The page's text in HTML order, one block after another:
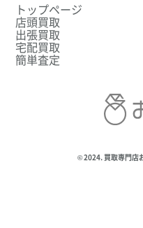
トップページ
店頭買取
出張買取
宅配買取
簡単査定
© 2024. 買取専門店